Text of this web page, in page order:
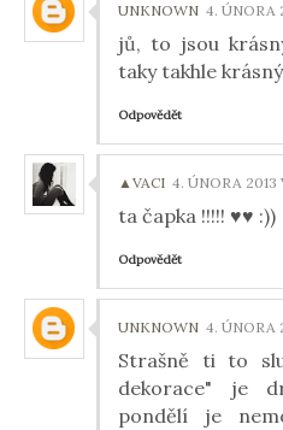
UNKNOWN 4. ÚNORA
jů, to jsou
taky takhle
Odpovědět
▲VACI 4. ÚNORA 2013
ta čapka !!!!! ♥♥ :))
Odpovědět
UNKNOWN 4. ÚNORA
Strašně ti to
dekorace" je
pondělí je